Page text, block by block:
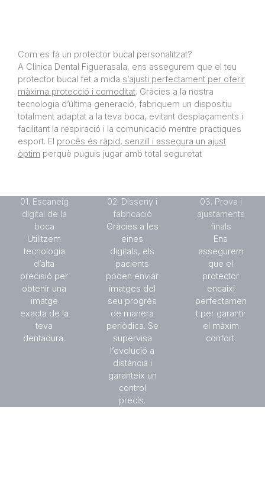
Com es fà un protector bucal personalitzat?
A Clínica Dental Figuerasala, ens assegurem que el teu
protector bucal fet a mida s’ajusti perfectament per oferir
màxima protecció i comoditat. Gràcies a la nostra
tecnologia d’última generació, fabriquem un dispositiu
totalment adaptat a la teva boca, evitant desplaçaments i
facilitant la respiració i la comunicació mentre practiques
esport. El procés és ràpid, senzill i assegura un ajust
òptim perquè puguis jugar amb total seguretat
01. Escaneig
digital de la
boca
Utilitzem
tecnologia
d’alta
precisió per
obtenir una
imatge
exacta de la
teva
dentadura.
02. Disseny i
fabricació
Gràcies a les
eines
digitals, els
pacients
poden enviar
imatges del
seu progrés
de manera
periòdica. Se
supervisa
l’evolució a
distància i
garanteix un
control
precís.
03. Prova i
ajustaments
finals
Ens
assegurem
que el
protector
encaixi
perfectamen
t per garantir
el màxim
confort.